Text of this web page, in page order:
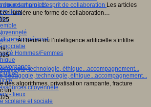
et projets
lieux
européenne
Hommes/Femmes
citoyenneté
- lieux
scolaire et sociale
Les articles
en lumière une forme de collaboration…
À l’heure où l’intelligence artificielle s’infiltre
technologie, éthique...accompagnement...
des algorithmes, privatisation rampante, fracture
un…